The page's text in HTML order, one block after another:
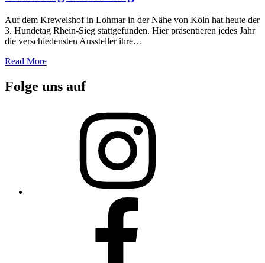
Auf dem Krewelshof in Lohmar in der Nähe von Köln hat heute der
3. Hundetag Rhein-Sieg stattgefunden. Hier präsentieren jedes Jahr
die verschiedensten Aussteller ihre…
Read More
Folge uns auf